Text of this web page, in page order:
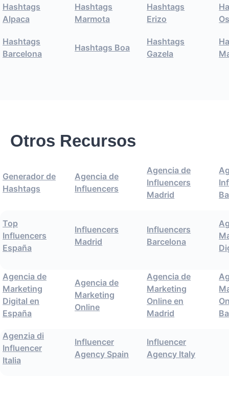
Hashtags
Alpaca
Hashtags
Marmota
Hashtags
Erizo
Hashtags
Barcelona
Hashtags Boa
Hashtags
Gazela
Otros Recursos
Generador de
Hashtags
Agencia de
Influencers
Agencia de
Influencers
Madrid
Top
Influencers
España
Influencers
Madrid
Influencers
Barcelona
Agencia de
Marketing
Digital en
España
Agencia de
Marketing
Online
Agencia de
Marketing
Online en
Madrid
Agenzia di
Influencer
Italia
Influencer
Agency Spain
Influencer
Agency Italy